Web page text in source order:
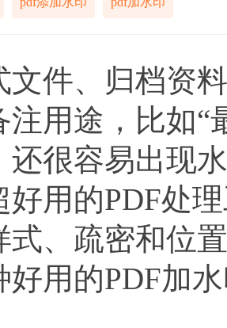
文件、归档资
注用途，比如“
还很容易出现
好用的PDF处
式、疏密和位
好用的PDF加